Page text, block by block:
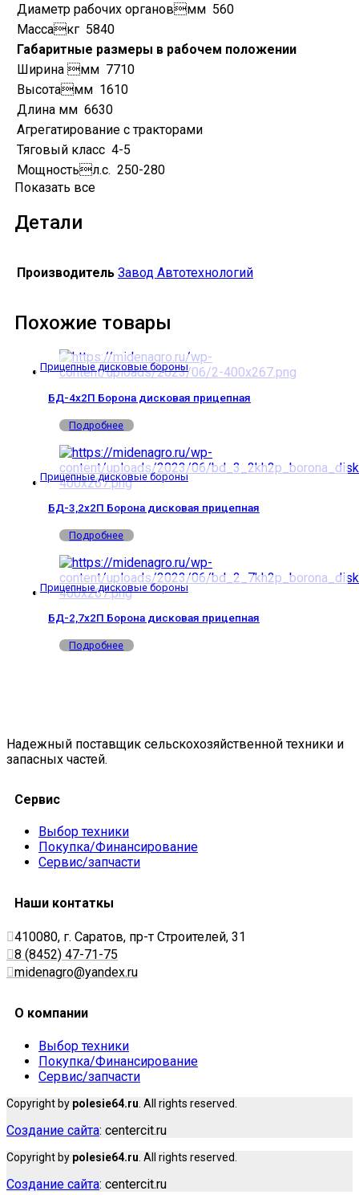
Диаметр рабочих органовмм 560
Массакг 5840
Габаритные размеры в рабочем положении
Ширина мм 7710
Высотамм 1610
Длина мм 6630
Агрегатирование с тракторами
Тяговый класс 4-5
Мощностьл.с. 250-280
Показать все
Детали
Производитель Завод Автотехнологий
Похожие товары
Прицепные дисковые бороны
БД-4х2П Борона дисковая прицепная
Подробнее
Прицепные дисковые бороны
БД-3,2х2П Борона дисковая прицепная
Подробнее
Прицепные дисковые бороны
БД-2,7х2П Борона дисковая прицепная
Подробнее
Надежный поставщик сельскохозяйственной техники и
запасных частей.
Сервис
Выбор техники
Покупка/Финансирование
Сервис/запчасти
Наши контаткы
410080, г. Саратов, пр-т Строителей, 31
8 (8452) 47-71-75
midenagro@yandex.ru
О компании
Выбор техники
Покупка/Финансирование
Сервис/запчасти
Copyright by polesie64.ru . All rights reserved.
Создание сайта: centercit.ru
Copyright by polesie64.ru . All rights reserved.
Создание сайта: centercit.ru